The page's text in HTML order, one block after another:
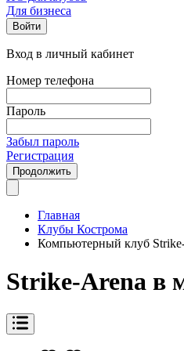
Для бизнеса
Войти
Вход в личный кабинет
Номер телефона
Пароль
Забыл пароль
Регистрация
Продолжить
Главная
Клубы Кострома
Компьютерный клуб
Strike-Arena в